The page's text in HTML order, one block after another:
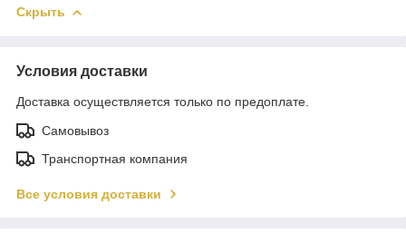
Скрыть
Условия доставки
Доставка осуществляется только по предоплате.
Самовывоз
Транспортная компания
Все условия доставки